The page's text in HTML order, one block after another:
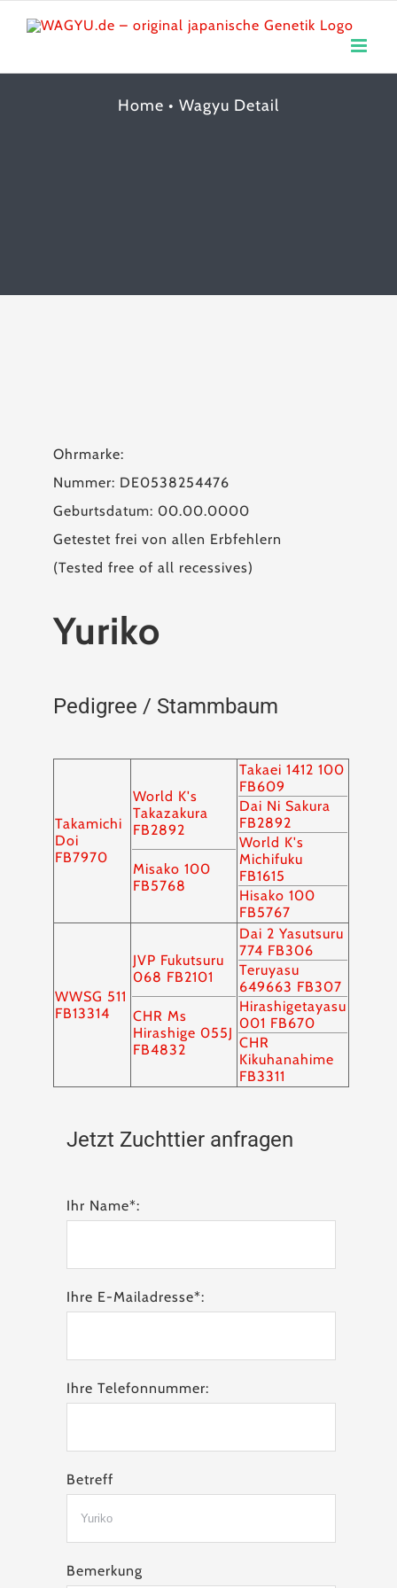
content
Home • Wagyu Detail
Ohrmarke:
Nummer: DE0538254476
Geburtsdatum: 00.00.0000
Getestet frei von allen Erbfehlern
(Tested free of all recessives)
Yuriko
Pedigree / Stammbaum
Takamichi
Doi
FB7970
World K's
Takazakura
FB2892
Misako 100
FB5768
Takaei 1412 100
FB609
Dai Ni Sakura
FB2892
World K's
Michifuku
FB1615
Hisako 100
FB5767
WWSG 511
FB13314
JVP Fukutsuru
068 FB2101
CHR Ms
Hirashige 055J
FB4832
Dai 2 Yasutsuru
774 FB306
Teruyasu
649663 FB307
Hirashigetayasu
001 FB670
CHR
Kikuhanahime
FB3311
Jetzt Zuchttier anfragen
Ihr Name*:
Ihre E-Mailadresse*:
Ihre Telefonnummer:
Betreff
Bemerkung